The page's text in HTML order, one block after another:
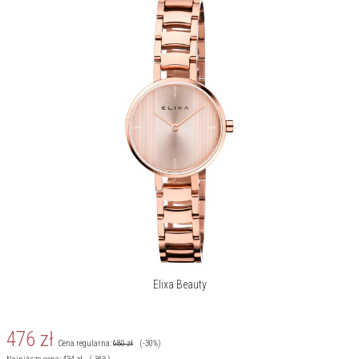
Elixa Beauty
476 zł Cena regularna:680zł
(-30%)